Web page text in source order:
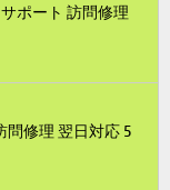
ポート 訪問修理
問修理 翌日対応 5